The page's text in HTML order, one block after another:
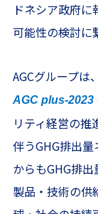
ドネシア政府
可能性の検討に
AGCグループは
AGC plus-2023
リティ経営の
伴うGHG排出
からもGHG排
製品・技術の供